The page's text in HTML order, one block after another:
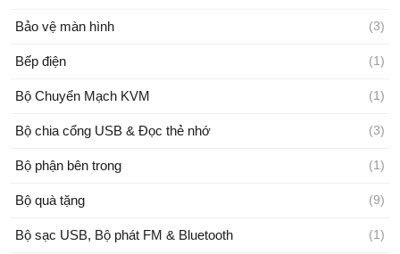
Bảo vệ màn hình (3)
Bếp điện (1)
Bộ Chuyển Mạch KVM (1)
Bộ chia cổng USB & Đọc thẻ nhớ (3)
Bộ phận bên trong (1)
Bộ quà tặng (9)
Bộ sạc USB, Bộ phát FM & Bluetooth (1)